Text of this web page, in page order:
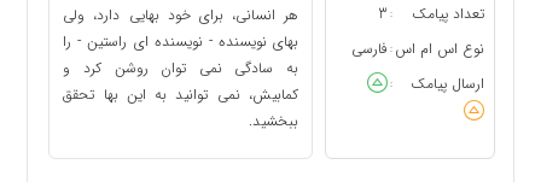
تعداد پیامک :
3
نوع اس ام اس : فارسی
ارسال پیامک
:
هر انسانی، برای خود بهایی دارد، ولی
بهای نویسنده - نویسنده ای راستین - را
به سادگی نمی توان روشن كرد و
كمابیش، نمی توانید به این بها تحقق
ببخشید.